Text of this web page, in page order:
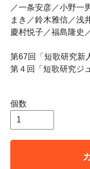
／一条安彦／小野一
まき／鈴木雅信／浅
慶村悦子／福島隆史
第67回「短歌研究新
第４回「短歌研究ジ
個数